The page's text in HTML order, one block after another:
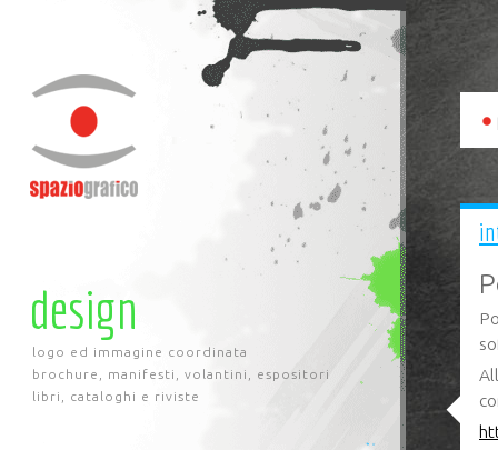
design
logo ed immagine coordinata
brochure, manifesti, volantini, espositori
libri, cataloghi e riviste